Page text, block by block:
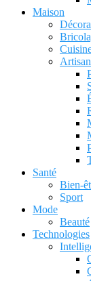
Maison
Santé
Bien-
Sport
Mode
Beauté
Technologies